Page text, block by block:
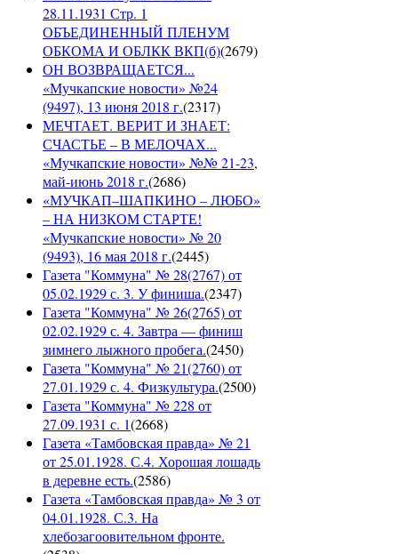
28.11.1931 Стр. 1
ОБЪЕДИНЕННЫЙ ПЛЕНУМ
ОБКОМА И ОБЛКК ВКП(б)(2679)
ОН ВОЗВРАЩАЕТСЯ...
«Мучкапские новости» №24
(9497), 13 июня 2018 г.(2317)
МЕЧТАЕТ. ВЕРИТ И ЗНАЕТ:
СЧАСТЬЕ – В МЕЛОЧАХ...
«Мучкапские новости» №№ 21-23,
май-июнь 2018 г.(2686)
«МУЧКАП–ШАПКИНО – ЛЮБО»
– НА НИЗКОМ СТАРТЕ!
«Мучкапские новости» № 20
(9493), 16 мая 2018 г.(2445)
Газета "Коммуна" № 28(2767) от
05.02.1929 с. 3. У финиша.(2347)
Газета "Коммуна" № 26(2765) от
02.02.1929 с. 4. Завтра — финиш
зимнего лыжного пробега.(2450)
Газета "Коммуна" № 21(2760) от
27.01.1929 с. 4. Физкультура.(2500)
Газета "Коммуна" № 228 от
27.09.1931 с. 1(2668)
Газета «Тамбовская правда» № 21
от 25.01.1928. С.4. Хорошая лошадь
в деревне есть.(2586)
Газета «Тамбовская правда» № 3 от
04.01.1928. С.3. На
хлебозагоовительном фронте.